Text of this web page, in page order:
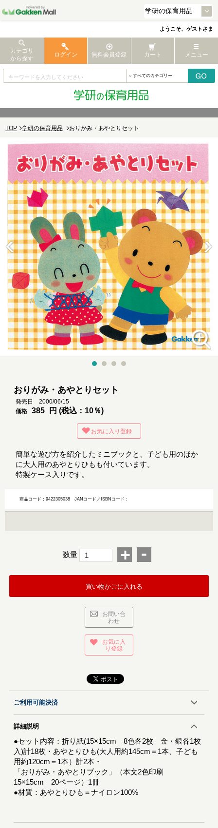
ようこそ、ゲストさま
カテゴリ
から探す
ログイン 無料会員登録 カート メニュー
TOP 学研の保育用品 おりがみ・あやとりセット
おりがみ・あやとりセット
発売日 2000/06/15
価格
385 円 (税込：10％)
お気に入り登録
簡単な遊び方を紹介したミニブックと、子ども用のほか
に大人用のあやとりひもも付いています。
特製ケース入りです。
商品コード：9422305038JANコード／ISBNコード：
数量 + -
買い物かごに入れる
お問い合
わせ
お気に入
り登録
ご利用可能決済
詳細説明
●セット内容：折り紙(15×15cm 8色各2枚 金・銀各1枚
入)計18枚・あやとりひも(大人用約145cm＝1本、子ども
用約120cm＝1本）計2本・
「おりがみ・あやとりブック」（本文2色印刷
15×15cm 20ページ）1冊
●材質：あやとりひも＝ナイロン100%